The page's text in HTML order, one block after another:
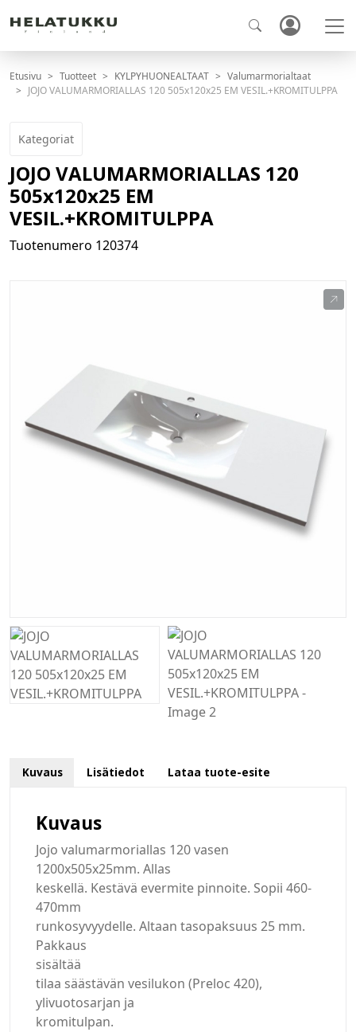
Etusivu Tuotteet KYLPYHUONEALTAAT
Valumarmorialtaat
JOJO VALUMARMORIALLAS 120 505x120x25 EM VESIL.+KROMITULPPA
Kategoriat
JOJO VALUMARMORIALLAS 120
505x120x25 EM
VESIL.+KROMITULPPA
Tuotenumero 120374
Kuvaus Lisätiedot Lataa tuote-esite
Kuvaus
Jojo valumarmoriallas 120 vasen
1200x505x25mm. Allas
keskellä. Kestävä evermite pinnoite. Sopii 460-
470mm
runkosyvyydelle. Altaan tasopaksuus 25 mm.
Pakkaus
sisältää
tilaa säästävän vesilukon (Preloc 420),
ylivuotosarjan ja
kromitulpan.